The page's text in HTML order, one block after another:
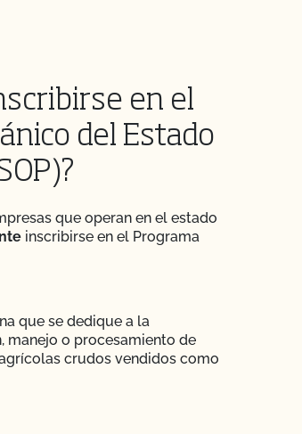
en el
del Estado
que operan en el estado
inscribirse en el Programa
que se dedique a la
manejo o procesamiento de
crudos vendidos como